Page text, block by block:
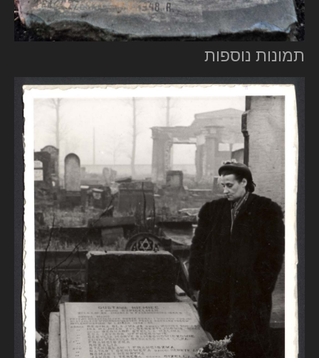
תמונות נוספות